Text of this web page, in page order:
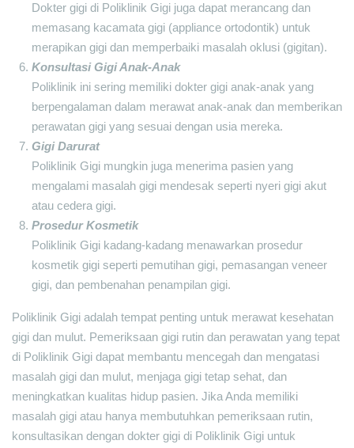
Dokter gigi di Poliklinik Gigi juga dapat merancang dan
memasang kacamata gigi (appliance ortodontik) untuk
merapikan gigi dan memperbaiki masalah oklusi (gigitan).
Konsultasi Gigi Anak-Anak
Poliklinik ini sering memiliki dokter gigi anak-anak yang
berpengalaman dalam merawat anak-anak dan memberikan
perawatan gigi yang sesuai dengan usia mereka.
Gigi Darurat
Poliklinik Gigi mungkin juga menerima pasien yang
mengalami masalah gigi mendesak seperti nyeri gigi akut
atau cedera gigi.
Prosedur Kosmetik
Poliklinik Gigi kadang-kadang menawarkan prosedur
kosmetik gigi seperti pemutihan gigi, pemasangan veneer
gigi, dan pembenahan penampilan gigi.
Poliklinik Gigi adalah tempat penting untuk merawat kesehatan
gigi dan mulut. Pemeriksaan gigi rutin dan perawatan yang tepat
di Poliklinik Gigi dapat membantu mencegah dan mengatasi
masalah gigi dan mulut, menjaga gigi tetap sehat, dan
meningkatkan kualitas hidup pasien. Jika Anda memiliki
masalah gigi atau hanya membutuhkan pemeriksaan rutin,
konsultasikan dengan dokter gigi di Poliklinik Gigi untuk